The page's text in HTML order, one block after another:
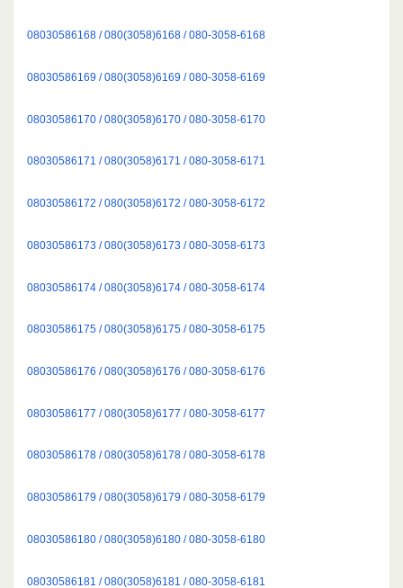
08030586168 / 080(3058)6168 / 080-3058-6168
08030586169 / 080(3058)6169 / 080-3058-6169
08030586170 / 080(3058)6170 / 080-3058-6170
08030586171 / 080(3058)6171 / 080-3058-6171
08030586172 / 080(3058)6172 / 080-3058-6172
08030586173 / 080(3058)6173 / 080-3058-6173
08030586174 / 080(3058)6174 / 080-3058-6174
08030586175 / 080(3058)6175 / 080-3058-6175
08030586176 / 080(3058)6176 / 080-3058-6176
08030586177 / 080(3058)6177 / 080-3058-6177
08030586178 / 080(3058)6178 / 080-3058-6178
08030586179 / 080(3058)6179 / 080-3058-6179
08030586180 / 080(3058)6180 / 080-3058-6180
08030586181 / 080(3058)6181 / 080-3058-6181